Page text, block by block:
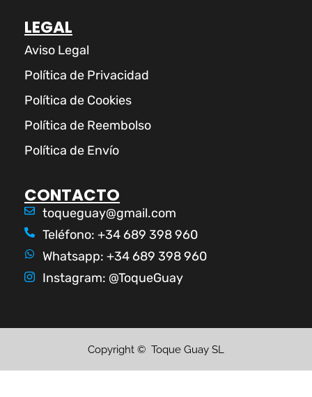
LEGAL
Aviso Legal
Política de Privacidad
Política de Cookies
Política de Reembolso
Política de Envío
CONTACTO
toqueguay@gmail.com
Teléfono: +34 689 398 960
Whatsapp: +34 689 398 960
Instagram: @ToqueGuay
Copyright © Toque Guay SL